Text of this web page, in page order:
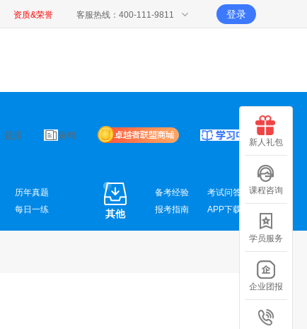
资质&荣誉 客服热线：400-111-9811 登录
题库 资料
历年真题
每日一练 其他
备考经验
考试问答
报考指南
APP下载
新人礼包
课程咨询
学员服务
企业团报